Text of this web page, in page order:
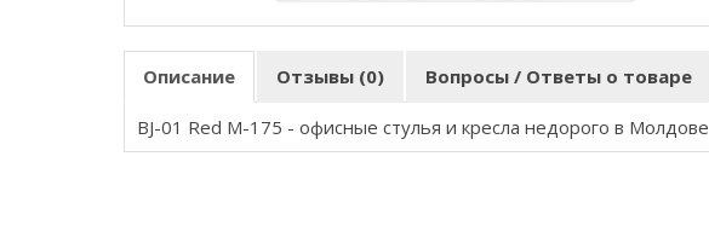
Описание Отзывы (0) Вопросы / Ответы о товаре
BJ-01 Red M-175 - офисные стулья и кресла недорого в Молдове